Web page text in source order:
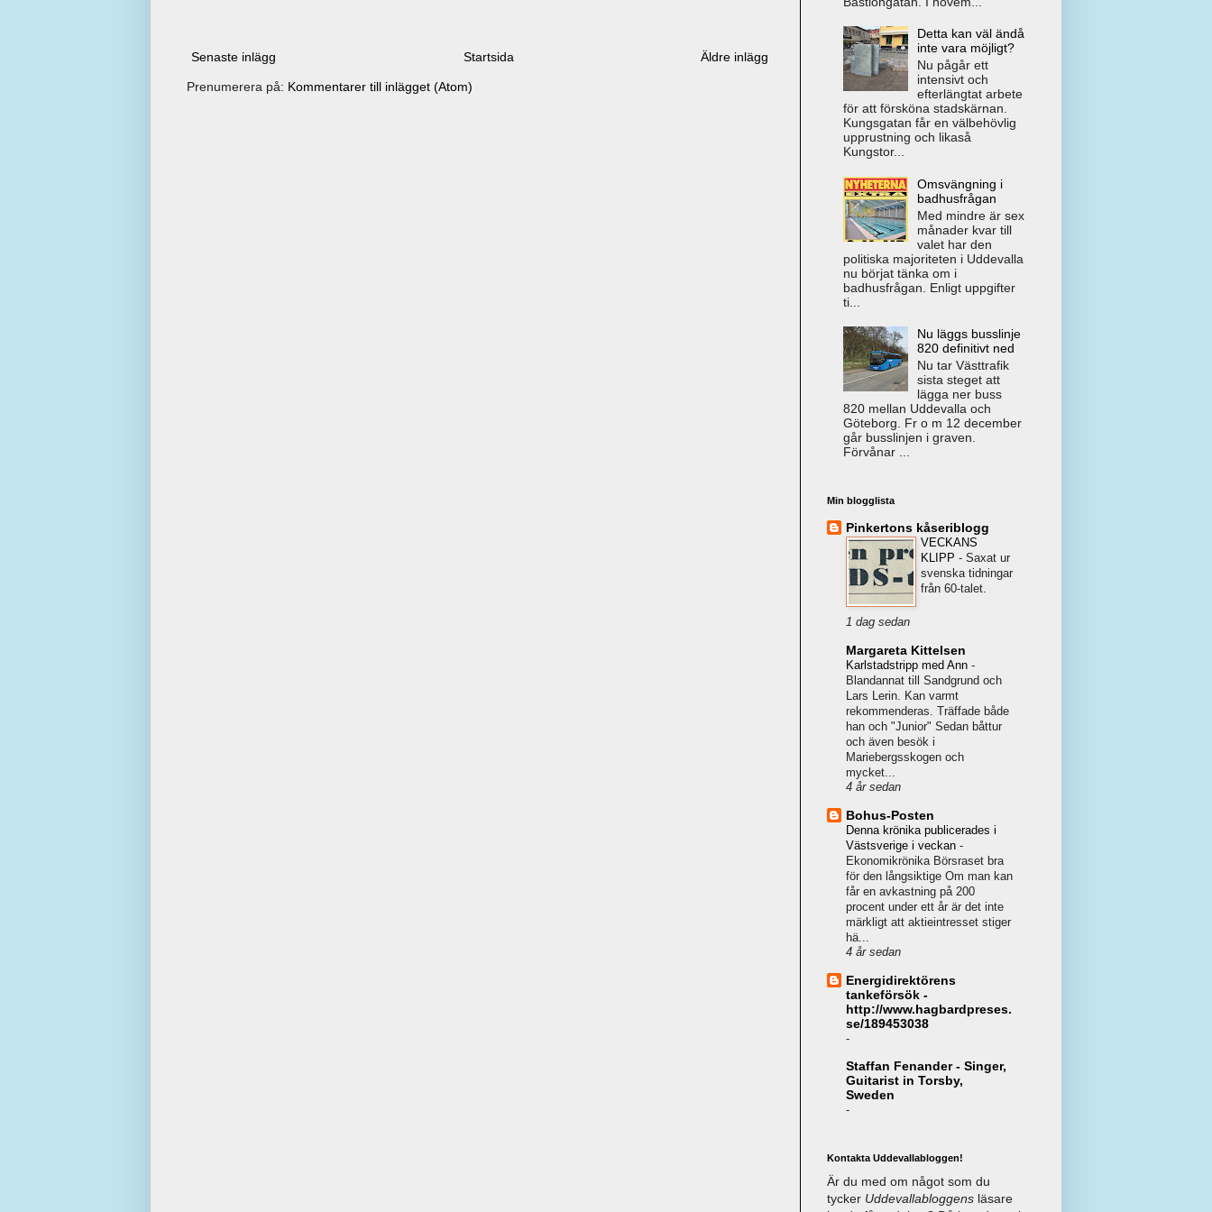
Senaste inlägg Äldre inlägg
Startsida
Prenumerera på: Kommentarer till inlägget (Atom)
Detta kan väl ändå
inte vara möjligt?
Nu pågår ett
intensivt och
efterlängtat arbete
för att försköna stadskärnan.
Kungsgatan får en välbehövlig
upprustning och likaså
Kungstor...
Omsvängning i
badhusfrågan
Med mindre är sex
månader kvar till
valet har den
politiska majoriteten i Uddevalla
nu börjat tänka om i
badhusfrågan. Enligt uppgifter
ti...
Nu läggs busslinje
820 definitivt ned
Nu tar Västtrafik
sista steget att
lägga ner buss
820 mellan Uddevalla och
Göteborg. Fr o m 12 december
går busslinjen i graven.
Förvånar ...
Min blogglista
Pinkertons kåseriblogg
VECKANS
KLIPP - Saxat ur
svenska tidningar
från 60-talet.
1 dag sedan
Margareta Kittelsen
Karlstadstripp med Ann -
Blandannat till Sandgrund och
Lars Lerin. Kan varmt
rekommenderas. Träffade både
han och "Junior" Sedan båttur
och även besök i
Mariebergsskogen och
mycket...
4 år sedan
Bohus-Posten
Denna krönika publicerades i
Västsverige i veckan -
Ekonomikrönika Börsraset bra
för den långsiktige Om man kan
får en avkastning på 200
procent under ett år är det inte
märkligt att aktieintresset stiger
hä...
4 år sedan
Energidirektörens
tankeförsök -
http://www.hagbardpreses.
se/189453038
-
Staffan Fenander - Singer,
Guitarist in Torsby,
Sweden
-
Kontakta Uddevallabloggen!
Är du med om något som du
tycker Uddevallabloggens läsare